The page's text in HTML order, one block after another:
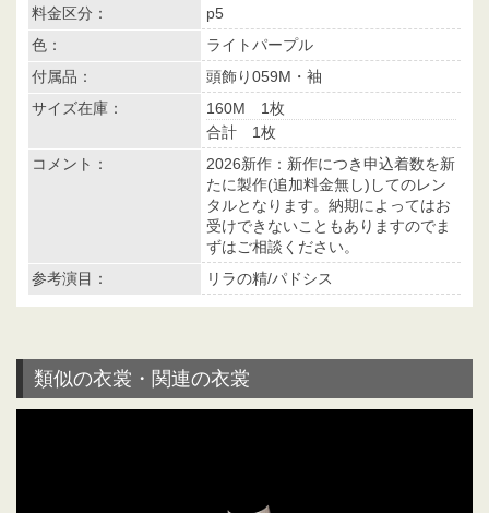
料金区分：
p5
色：
ライトパープル
付属品：
頭飾り059M・袖
サイズ在庫：
160M 1枚
合計 1枚
コメント：
2026新作：新作につき申込着数を新
たに製作(追加料金無し)してのレン
タルとなります。納期によってはお
受けできないこともありますのでま
ずはご相談ください。
参考演目：
リラの精/パドシス
類似の衣裳・関連の衣裳